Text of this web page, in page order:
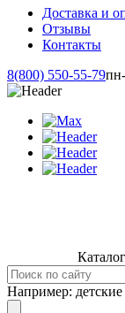
Доставка и
Отзывы
Контакты
8(800) 550-55-79
Каталог
Например: